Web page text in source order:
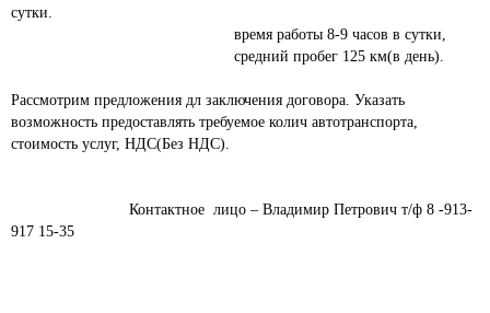
сутки.
Рассмотрим предложения дл заключения договора. Указать
возможность предоставлять требуемое колич автотранспорта,
стоимость услуг, НДС(Без НДС).